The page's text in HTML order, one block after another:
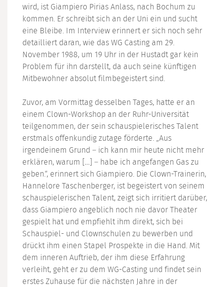
wird, ist Giampiero Pirias Anlass, nach Bochum zu
kommen. Er schreibt sich an der Uni ein und sucht
eine Bleibe. Im Interview erinnert er sich noch sehr
detailliert daran, wie das WG Casting am 29.
November 1988, um 19 Uhr in der Hustadt gar kein
Problem für ihn darstellt, da auch seine künftigen
Mitbewohner absolut filmbegeistert sind.
Zuvor, am Vormittag desselben Tages, hatte er an
einem Clown-Workshop an der Ruhr-Universität
teilgenommen, der sein schauspielerisches Talent
erstmals offenkundig zutage förderte. „Aus
irgendeinem Grund – ich kann mir heute nicht mehr
erklären, warum […] – habe ich angefangen Gas zu
geben.“, erinnert sich Giampiero. Die Clown-Trainerin,
Hannelore Taschenberger, ist begeistert von seinem
schauspielerischen Talent, zeigt sich irritiert darüber,
dass Giampiero angeblich noch nie davor Theater
gespielt hat und empfiehlt ihm direkt, sich bei
Schauspiel- und Clownschulen zu bewerben und
drückt ihm einen Stapel Prospekte in die Hand. Mit
dem inneren Auftrieb, der ihm diese Erfahrung
verleiht, geht er zu dem WG-Casting und findet sein
erstes Zuhause für die nächsten Jahre in der